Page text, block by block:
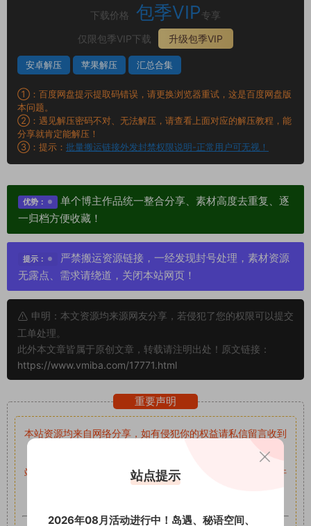
下载价格 包季VIP 专享
仅限包季VIP下载
升级包季VIP
安卓解压 苹果解压 汇总合集
①：百度网盘提示提取码错误，请更换浏览器重试，这是百度网盘版
本问题。
②：遇见解压密码不对、无法解压，请查看上面对应的解压教程，能
分享就肯定能解压！
③：提示： 批量搬运链接外发封禁权限说明-正常用户可无视！
优势：
单个博主作品统一整合分享、素材高度去重复、逐
一归档方便收藏！
提示：
严禁搬运资源链接，一经发现封号处理，素材资源
无露点、需求请绕道，关闭本站网页！
申明：本文资源均来源网友分享，若侵犯了您的权限可以提交
工单处理。
此外本文章皆属于原创文章，转载请注明出处！原文链接：
https://www.vmiba.com/17771.html
重要声明
本站资源均来自网络分享，如有侵犯你的权益请私信留言收到
站内资源为网友个人学习或测试研究使用，未经原版权作者许
站点提示
2026年08月活动进行中！岛遇、秘语空间、